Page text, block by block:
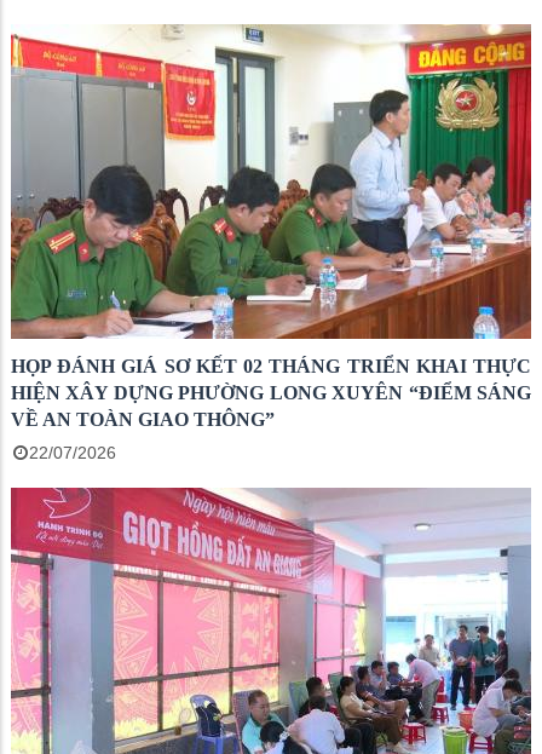
HỌP ĐÁNH GIÁ SƠ KẾT 02 THÁNG TRIỂN KHAI THỰC
HIỆN XÂY DỰNG PHƯỜNG LONG XUYÊN “ĐIỂM SÁNG
VỀ AN TOÀN GIAO THÔNG”
22/07/2026